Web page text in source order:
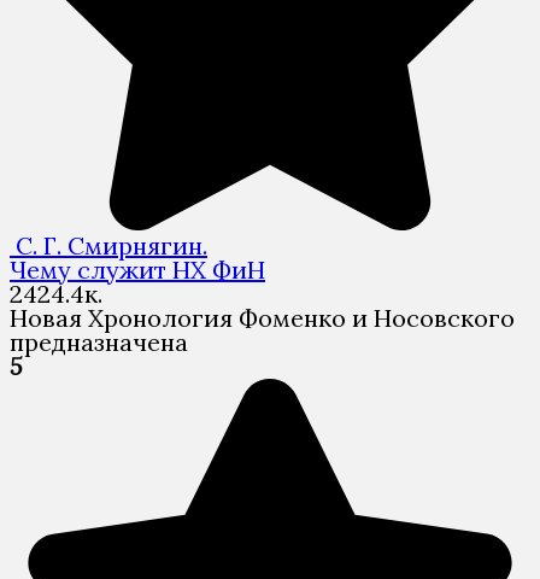
С. Г. Смирнягин.
Чему служит НХ ФиН
2424.4к.
Новая Хронология Фоменко и Носовского
предназначена
5